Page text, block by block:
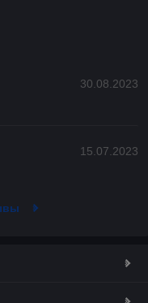
30.08.2023
15.07.2023